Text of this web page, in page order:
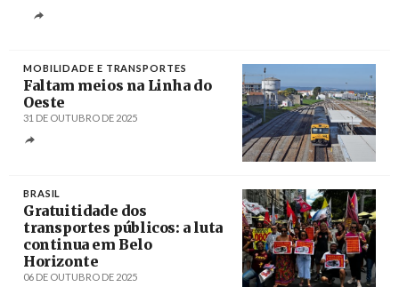
MOBILIDADE E TRANSPORTES
Faltam meios na Linha do
Oeste
31 DE OUTUBRO DE 2025
BRASIL
Gratuitidade dos
transportes públicos: a luta
continua em Belo
Horizonte
06 DE OUTUBRO DE 2025